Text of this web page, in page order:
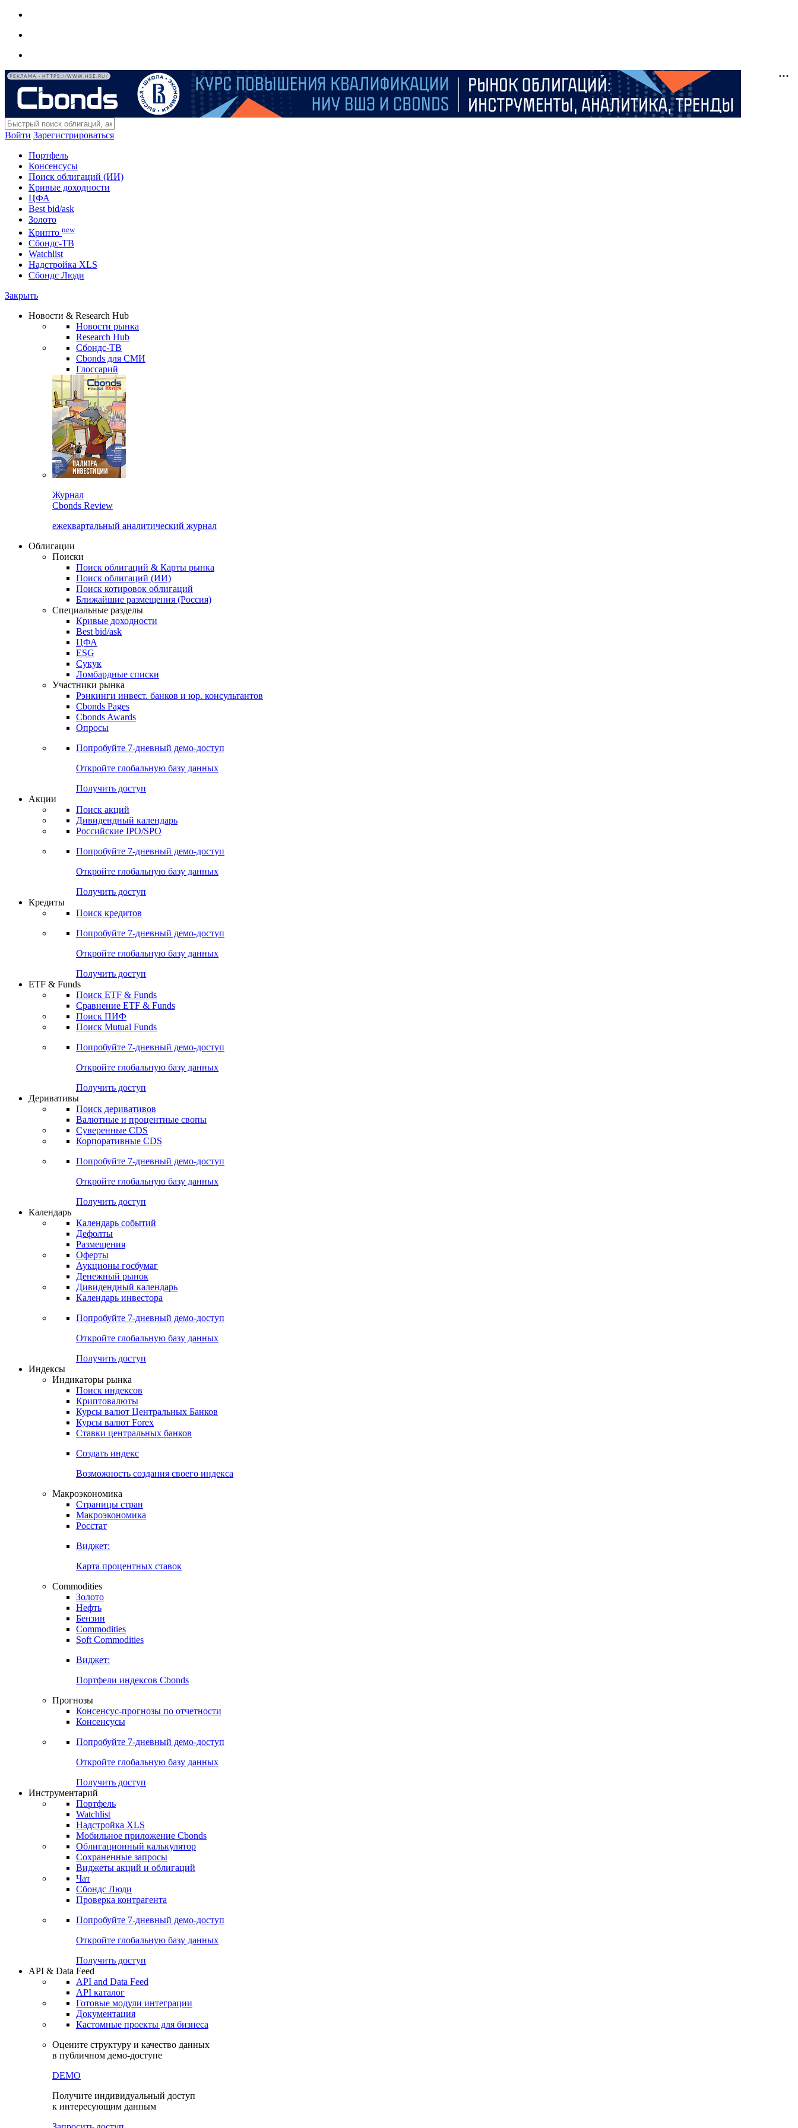
РЕКЛАМА • HTTPS://WWW.HSE.RU/
Войти Зарегистрироваться
Портфель
Консенсусы
Поиск облигаций (ИИ)
Кривые доходности
ЦФА
Best bid/ask
Золото
Крипто new
Сбондс-ТВ
Watchlist
Надстройка XLS
Сбондс Люди
Закрыть
Новости & Research Hub
Новости рынка
Research Hub
Сбондс-ТВ
Cbonds для СМИ
Глоссарий
Журнал
Cbonds Review
ежеквартальный аналитический журнал
Облигации
Поиски
Поиск облигаций & Карты рынка
Поиск облигаций (ИИ)
Поиск котировок облигаций
Ближайшие размещения (Россия)
Специальные разделы
Кривые доходности
Best bid/ask
ЦФА
ESG
Сукук
Ломбардные списки
Участники рынка
Рэнкинги инвест. банков и юр. консультантов
Cbonds Pages
Cbonds Awards
Опросы
Попробуйте 7-дневный демо-доступ
Откройте глобальную базу данных
Получить доступ
Акции
Поиск акций
Дивидендный календарь
Российские IPO/SPO
Попробуйте 7-дневный демо-доступ
Откройте глобальную базу данных
Получить доступ
Кредиты
Поиск кредитов
Попробуйте 7-дневный демо-доступ
Откройте глобальную базу данных
Получить доступ
ETF & Funds
Поиск ETF & Funds
Сравнение ETF & Funds
Поиск ПИФ
Поиск Mutual Funds
Попробуйте 7-дневный демо-доступ
Откройте глобальную базу данных
Получить доступ
Деривативы
Поиск деривативов
Валютные и процентные свопы
Суверенные CDS
Корпоративные CDS
Попробуйте 7-дневный демо-доступ
Откройте глобальную базу данных
Получить доступ
Календарь
Календарь событий
Дефолты
Размещения
Оферты
Аукционы госбумаг
Денежный рынок
Дивидендный календарь
Календарь инвестора
Попробуйте 7-дневный демо-доступ
Откройте глобальную базу данных
Получить доступ
Индексы
Индикаторы рынка
Поиск индексов
Криптовалюты
Курсы валют Центральных Банков
Курсы валют Forex
Ставки центральных банков
Создать индекс
Возможность создания своего индекса
Макроэкономика
Страницы стран
Макроэкономика
Росстат
Виджет:
Карта процентных ставок
Commodities
Золото
Нефть
Бензин
Commodities
Soft Commodities
Виджет:
Портфели индексов Cbonds
Прогнозы
Консенсус-прогнозы по отчетности
Консенсусы
Попробуйте 7-дневный демо-доступ
Откройте глобальную базу данных
Получить доступ
Инструментарий
Портфель
Watchlist
Надстройка XLS
Мобильное приложение Cbonds
Облигационный калькулятор
Сохраненные запросы
Виджеты акций и облигаций
Чат
Сбондс Люди
Проверка контрагента
Попробуйте 7-дневный демо-доступ
Откройте глобальную базу данных
Получить доступ
API & Data Feed
API and Data Feed
API каталог
Готовые модули интеграции
Документация
Кастомные проекты для бизнеса
Оцените структуру и качество данных
в публичном демо-доступе
DEMO
Получите индивидуальный доступ
к интересующим данным